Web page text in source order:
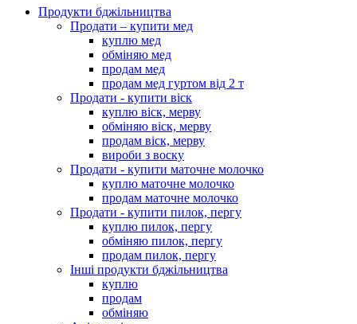
Продукти бджільництва
Продати – купити мед
куплю мед
обміняю мед
продам мед
продам мед гуртом від 2 т
Продати - купити віск
куплю віск, мерву
обміняю віск, мерву
продам віск, мерву
вироби з воску
Продати - купити маточне молочко
куплю маточне молочко
продам маточне молочко
Продати - купити пилок, пергу
куплю пилок, пергу
обміняю пилок, пергу
продам пилок, пергу
Інші продукти бджільництва
куплю
продам
обміняю